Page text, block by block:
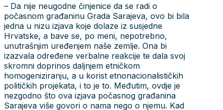
– Da nije neugodne činjenice da se radi o
počasnom građaninu Grada Sarajeva, ovo bi bila
jedna u nizu izjava koje dolaze iz susjedne
Hrvatske, a bave se, po meni, nepotrebno,
unutrašnjim uređenjem naše zemlje. Ona bi
izazvala određene verbalne reakcije te dala svoj
skromni doprinos daljnjem etničkom
homogeniziranju, a u korist etnonacionalističkih
političkih projekata, i to je to. Međutim, ovdje je
nezgodno što ova izjava počasnog građanina
Sarajeva više govori o nama nego o njemu. Kad